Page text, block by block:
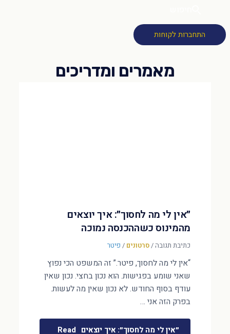
התחברות לקוחות
״אין לי מה לחסוך״: איך יוצאים
מהמינוס כשההכנסה נמוכה
כתיבת תגובה/סרטונים / פיטר
“אין לי מה לחסוך, פיטר.” זה המשפט הכי נפוץ
שאני שומע בפגישות. הוא נכון בחצי. נכון שאין
עודף בסוף החודש. לא נכון שאין מה לעשות.
בפרק הזה אני …
״אין לי מה לחסוך״: איך יוצאים Read